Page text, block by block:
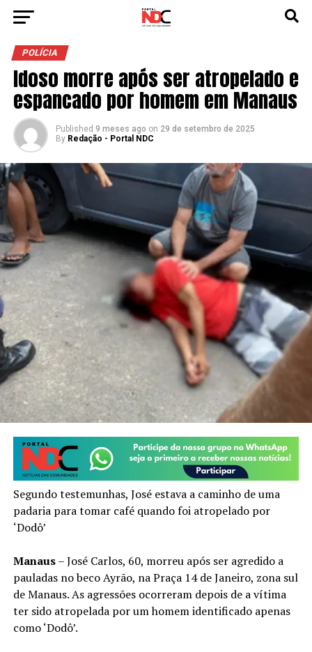
POLÍCIA
Idoso morre após ser atropelado e
espancado por homem em Manaus
Published 9 meses ago on 29 de setembro de 2025
By Redação - Portal NDC
Segundo testemunhas, José estava a caminho de uma
padaria para tomar café quando foi atropelado por
‘Dodô’
Manaus– José Carlos, 60, morreu após ser agredido a
pauladas no beco Ayrão, na Praça 14 de Janeiro, zona sul
de Manaus. As agressões ocorreram depois de a vítima
ter sido atropelada por um homem identificado apenas
como ‘Dodô’.